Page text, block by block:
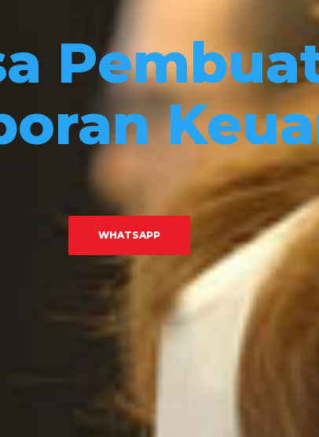
WHATSAPP